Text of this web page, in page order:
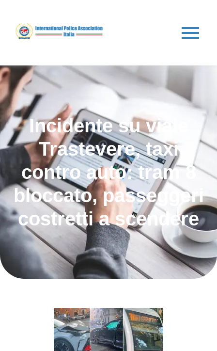
Incidente su viale
Trastevere, taxi
contro auto: tram 8
bloccato, passeggeri
costretti a scendere